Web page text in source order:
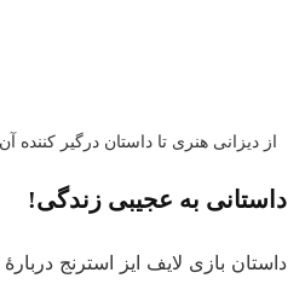
از دیزانی هنری تا داستان درگیر
داستانی به عجیبی زندگی!
داستان بازی لایف ایز استرنج